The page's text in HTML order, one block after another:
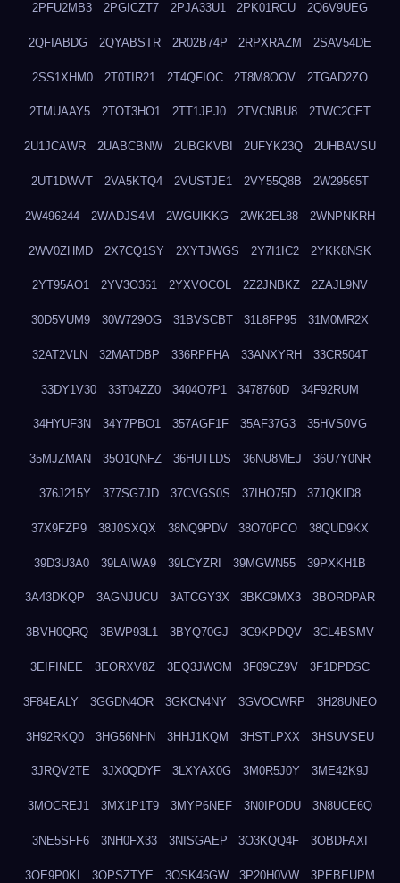
2PFU2MB3 2PGICZT7 2PJA33U1 2PK01RCU 2Q6V9UEG
2QFIABDG 2QYABSTR 2R02B74P 2RPXRAZM 2SAV54DE
2SS1XHM0 2T0TIR21 2T4QFIOC 2T8M8OOV 2TGAD2ZO
2TMUAAY5 2TOT3HO1 2TT1JPJ0 2TVCNBU8 2TWC2CET
2U1JCAWR 2UABCBNW 2UBGKVBI 2UFYK23Q 2UHBAVSU
2UT1DWVT 2VA5KTQ4 2VUSTJE1 2VY55Q8B 2W29565T
2W496244 2WADJS4M 2WGUIKKG 2WK2EL88 2WNPNKRH
2WV0ZHMD 2X7CQ1SY 2XYTJWGS 2Y7I1IC2 2YKK8NSK
2YT95AO1 2YV3O361 2YXVOCOL 2Z2JNBKZ 2ZAJL9NV
30D5VUM9 30W729OG 31BVSCBT 31L8FP95 31M0MR2X
32AT2VLN 32MATDBP 336RPFHA 33ANXYRH 33CR504T
33DY1V30 33T04ZZ0 3404O7P1 3478760D 34F92RUM
34HYUF3N 34Y7PBO1 357AGF1F 35AF37G3 35HVS0VG
35MJZMAN 35O1QNFZ 36HUTLDS 36NU8MEJ 36U7Y0NR
376J215Y 377SG7JD 37CVGS0S 37IHO75D 37JQKID8
37X9FZP9 38J0SXQX 38NQ9PDV 38O70PCO 38QUD9KX
39D3U3A0 39LAIWA9 39LCYZRI 39MGWN55 39PXKH1B
3A43DKQP 3AGNJUCU 3ATCGY3X 3BKC9MX3 3BORDPAR
3BVH0QRQ 3BWP93L1 3BYQ70GJ 3C9KPDQV 3CL4BSMV
3EIFINEE 3EORXV8Z 3EQ3JWOM 3F09CZ9V 3F1DPDSC
3F84EALY 3GGDN4OR 3GKCN4NY 3GVOCWRP 3H28UNEO
3H92RKQ0 3HG56NHN 3HHJ1KQM 3HSTLPXX 3HSUVSEU
3JRQV2TE 3JX0QDYF 3LXYAX0G 3M0R5J0Y 3ME42K9J
3MOCREJ1 3MX1P1T9 3MYP6NEF 3N0IPODU 3N8UCE6Q
3NE5SFF6 3NH0FX33 3NISGAEP 3O3KQQ4F 3OBDFAXI
3OE9P0KI 3OPSZTYE 3OSK46GW 3P20H0VW 3PEBEUPM